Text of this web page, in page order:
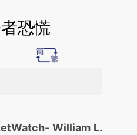
恐慌
新文章
William L.